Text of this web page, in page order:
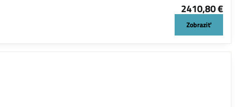
2410,80 €
Zobraziť